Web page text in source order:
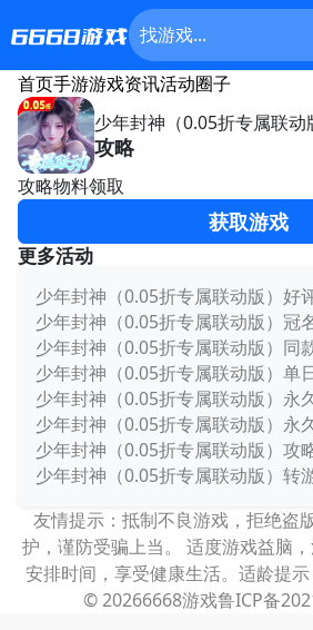
首页手游游戏资讯活动圈子
少年封神（0.05折专属联动
攻略
攻略物料领取
获取游戏
更多活动
少年封神（0.05折专属联动版）好
少年封神（0.05折专属联动版）冠
少年封神（0.05折专属联动版）同
少年封神（0.05折专属联动版）单
少年封神（0.05折专属联动版）永
少年封神（0.05折专属联动版）永
少年封神（0.05折专属联动版）攻
少年封神（0.05折专属联动版）转
友情提示：抵制不良游戏，拒绝盗
护，谨防受骗上当。 适度游戏益脑
安排时间，享受健康生活。适龄提
© 20266668游戏鲁ICP备